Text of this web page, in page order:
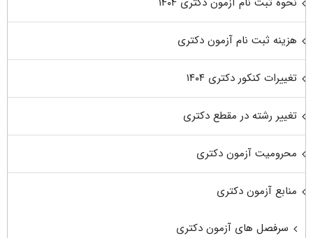
هزینه ثبت نام آزمون دکتری
تغییرات کنکور دکتری ۱۴۰۴
تغییر رشته در مقطع دکتری
محرومیت آزمون دکتری
منابع آزمون دکتری
سرفصل های آزمون دکتری